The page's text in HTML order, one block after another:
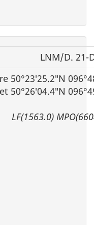
LNM/D. 21-
50°23′25.2″N
et 50°26′04.4″N
LF(1563.0)